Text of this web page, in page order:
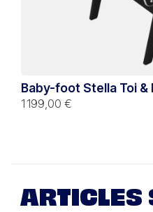
Baby-foot Stella Toi &
1 199,00 €